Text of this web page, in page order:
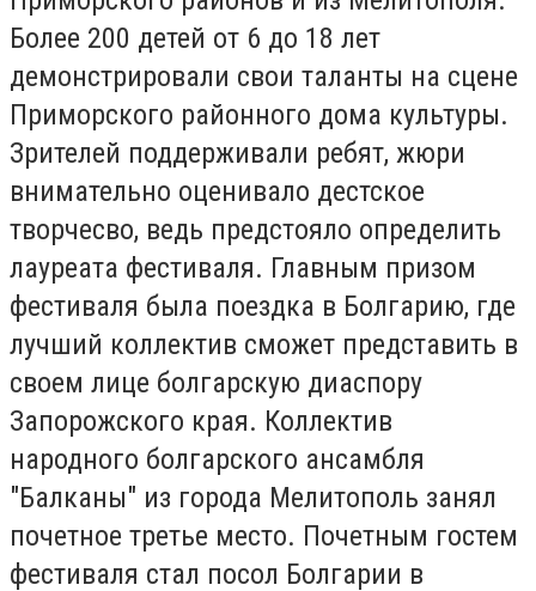
Более 200 детей от 6 до 18 лет
демонстрировали свои таланты на сцене
Приморского районного дома культуры.
Зрителей поддерживали ребят, жюри
внимательно оценивало дестское
творчесво, ведь предстояло определить
лауреата фестиваля. Главным призом
фестиваля была поездка в Болгарию, где
лучший коллектив сможет представить в
своем лице болгарскую диаспору
Запорожского края. Коллектив
народного болгарского ансамбля
"Балканы" из города Мелитополь занял
почетное третье место. Почетным гостем
фестиваля стал посол Болгарии в